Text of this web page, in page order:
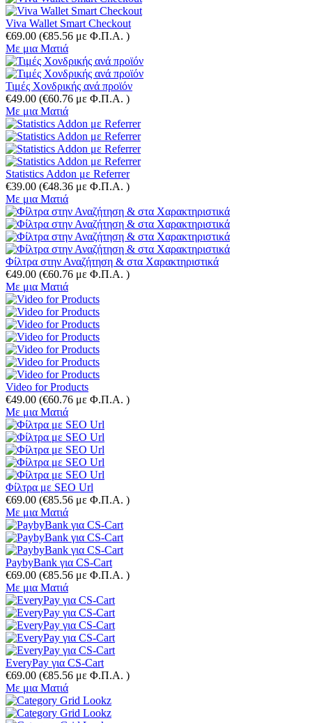
Viva Wallet Smart Checkout
€69.00 (€85.56 με Φ.Π.Α. )
Με μια Ματιά
Τιμές Χονδρικής ανά προϊόν
€49.00 (€60.76 με Φ.Π.Α. )
Με μια Ματιά
Statistics Addon με Referrer
€39.00 (€48.36 με Φ.Π.Α. )
Με μια Ματιά
Φίλτρα στην Αναζήτηση & στα Χαρακτηριστικά
€49.00 (€60.76 με Φ.Π.Α. )
Με μια Ματιά
Video for Products
€49.00 (€60.76 με Φ.Π.Α. )
Με μια Ματιά
Φίλτρα με SEO Url
€69.00 (€85.56 με Φ.Π.Α. )
Με μια Ματιά
PaybyBank για CS-Cart
€69.00 (€85.56 με Φ.Π.Α. )
Με μια Ματιά
EveryPay για CS-Cart
€69.00 (€85.56 με Φ.Π.Α. )
Με μια Ματιά